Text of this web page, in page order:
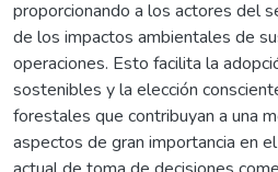
proporcionando a los actores del
de los impactos ambientales de
operaciones. Esto facilita la
sostenibles y la elección
forestales que contribuyan a una
aspectos de gran importancia en